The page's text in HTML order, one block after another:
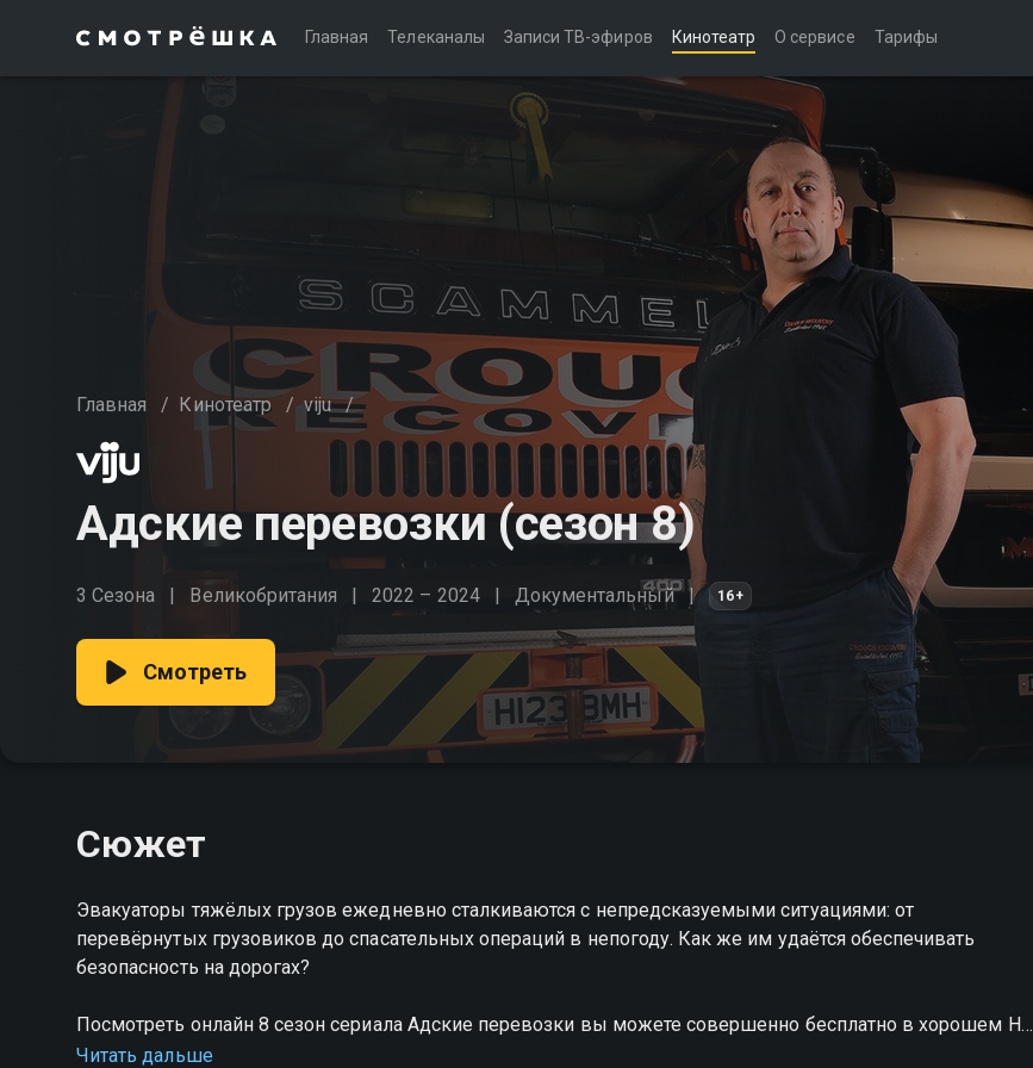
Главная Телеканалы Записи ТВ-эфиров Кинотеатр О сервисе Тарифы
Главная / Кинотеатр / viju /
Адские перевозки (сезон 8)
3 Сезона Великобритания 2022 – 2024 Документальный 16+
Смотреть
Сюжет
Эвакуаторы тяжёлых грузов ежедневно сталкиваются с непредсказуемыми ситуациями: от
перевёрнутых грузовиков до спасательных операций в непогоду. Как же им удаётся обеспечивать
безопасность на дорогах?
Посмотреть онлайн 8 сезон сериала Адские перевозки вы можете совершенно бесплатно в хорошем HD
качестве на Смотрёшке
Читать дальше